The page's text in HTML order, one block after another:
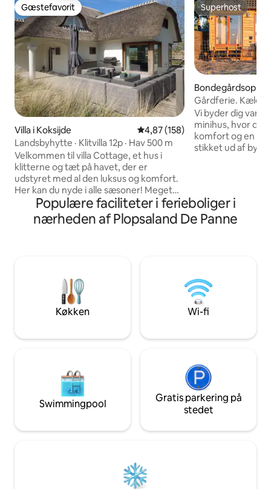
Gæstefavorit
Gæstefavorit
Villa i Koksijde 4,87 ud af 5 i gennemsnitlig
4,87 (158)
Landsbyhytte · Klitvilla 12p · Hav 500 m
Velkommen til villa Cottage, et hus i
klitterne og tæt på havet, der er
udstyret med al den luksus og komfort.
Her kan du nyde i alle sæsoner! Meget
fredeligt og roligt, og så snart der er
solskin, nyder du livet udenfor.
Panoramaudsigt, rummelige terrasser
udnævnt til en af de fineste 10
ferieboliger til leje på den belgiske kyst!
Superhost
Superhost
t
Gårdferie.
badekar
Vi byder dig
minihus, hvor det
komfort og en
stikket ud af
over
vores have, et
Populære faciliteter i ferieboliger i
nærheden af Plopsaland De Panne
Køkken Wi-fi
Swimmingpool
Gratis parkering på
stedet